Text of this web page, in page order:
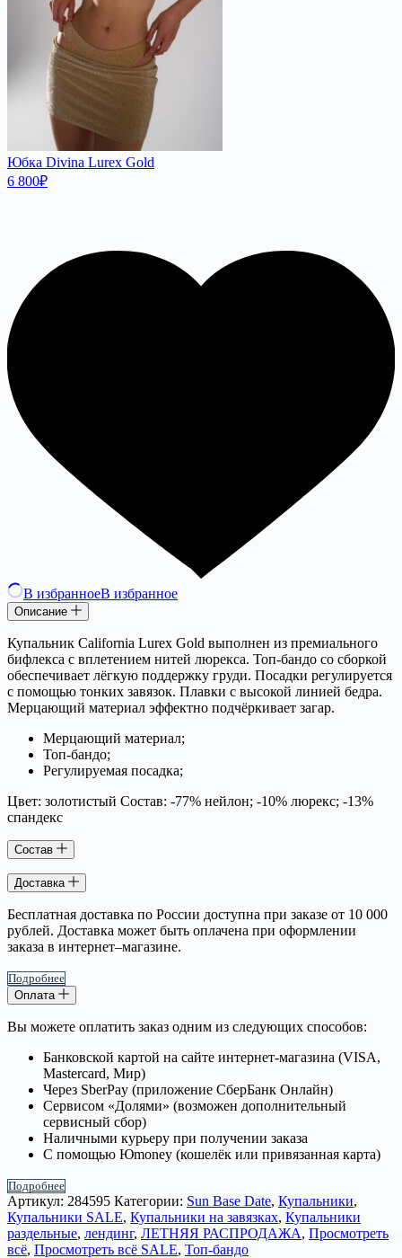
Юбка Divina Lurex Gold
6 800₽
В избранноеВ избранное
Описание
Купальник California Lurex Gold выполнен из премиального
бифлекса с вплетением нитей люрекса. Топ-бандо со сборкой
обеспечивает лёгкую поддержку груди. Посадки регулируется
с помощью тонких завязок. Плавки с высокой линией бедра.
Мерцающий материал эффектно подчёркивает загар.
Мерцающий материал;
Топ-бандо;
Регулируемая посадка;
Цвет: золотистый Состав: -77% нейлон; -10% люрекс; -13%
спандекс
Состав
Доставка
Бесплатная доставка по России доступна при заказе от 10 000
рублей. Доставка может быть оплачена при оформлении
заказа в интернет–магазине.
Подробнее
Оплата
Вы можете оплатить заказ одним из следующих способов:
Банковской картой на сайте интернет-магазина (VISA,
Mastercard, Мир)
Через SberPay (приложение СберБанк Онлайн)
Сервисом «Долями» (возможен дополнительный
сервисный сбор)
Наличными курьеру при получении заказа
С помощью Юmoney (кошелёк или привязанная карта)
Подробнее
Артикул: 284595 Категории: Sun Base Date, Купальники,
Купальники SALE, Купальники на завязках, Купальники
раздельные, лендинг, ЛЕТНЯЯ РАСПРОДАЖА, Просмотреть
всё, Просмотреть всё SALE, Топ-бандо